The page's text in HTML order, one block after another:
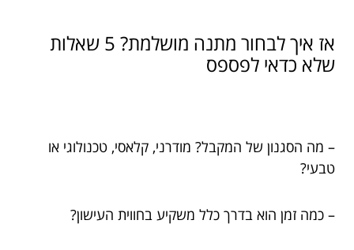
אז איך לבחור מתנה מושלמת? 5 שאלות
שלא כדאי לפספס
– מה הסגנון של המקבל? מודרני, קלאסי, טכנולוגי או
טבעי?
– כמה זמן הוא בדרך כלל משקיע בחווית העישון?